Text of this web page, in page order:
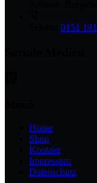
0151
Home
Shop
Kontakt
Impressum
Datenschutz